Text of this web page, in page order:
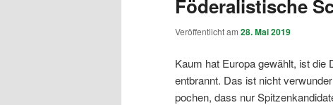
Föderalistische
Veröffentlicht am 28. Mai 2019
Kaum hat Europa gewählt, ist
entbrannt. Das ist nicht
pochen, dass nur